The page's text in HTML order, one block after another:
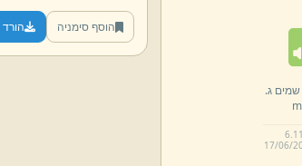
6.
17/06/
הוסף סימניה הורד